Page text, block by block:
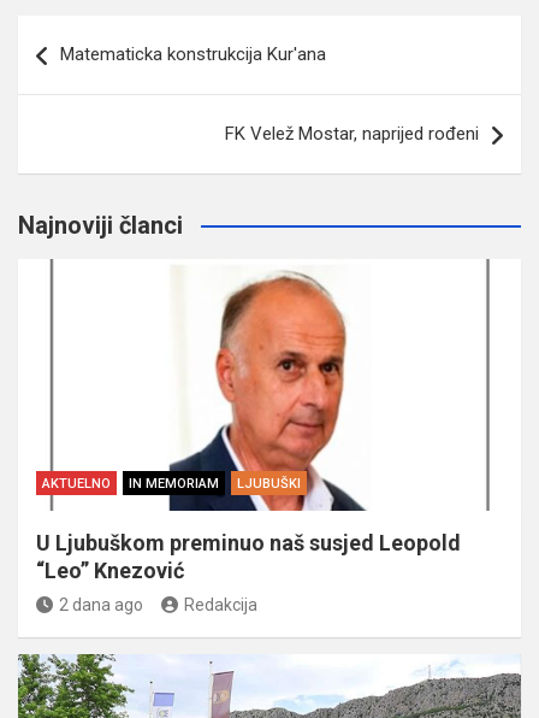
članaka
Matematicka konstrukcija Kur'ana
FK Velež Mostar, naprijed rođeni
Najnoviji članci
AKTUELNO IN MEMORIAM LJUBUŠKI
U Ljubuškom preminuo naš susjed Leopold
“Leo” Knezović
2 dana ago Redakcija